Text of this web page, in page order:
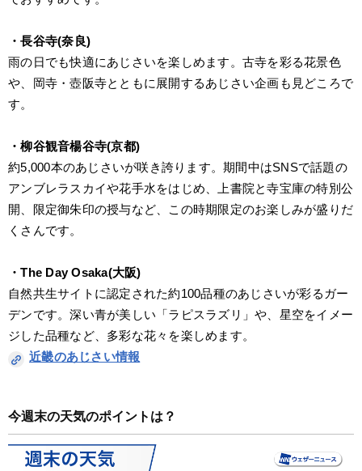
・長谷寺(奈良)
雨の日でも快適にあじさいを楽しめます。古寺を彩る花景色
や、岡寺・壺阪寺とともに展開するあじさい企画も見どころで
す。
・柳谷観音楊谷寺(京都)
約5,000本のあじさいが咲き誇ります。期間中はSNSで話題の
アンブレラスカイや花手水をはじめ、上書院と寺宝庫の特別公
開、限定御朱印の授与など、この時期限定のお楽しみが盛りだ
くさんです。
・The Day Osaka(大阪)
自然共生サイトに認定された約100品種のあじさいが彩るガー
デンです。深い青が美しい「ラピスラズリ」や、星空をイメー
ジした品種など、多彩な花々を楽しめます。
近畿のあじさい情報
今週末の天気のポイントは？